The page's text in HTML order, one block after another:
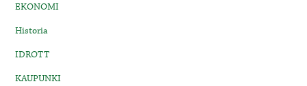
EKONOMI
Historia
IDROTT
KAUPUNKI